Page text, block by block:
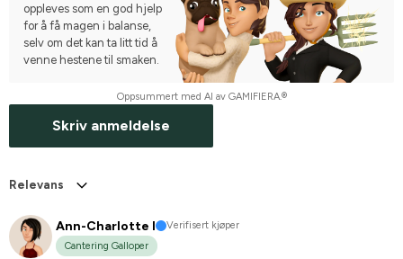
oppleves som en god hjelp
for å få magen i balanse,
selv om det kan ta litt tid å
venne hestene til smaken.
Oppsummert med AI av GAMIFIERA.®
Skriv anmeldelse
Relevans
Ann-Charlotte I
Verifisert kjøper
Cantering Galloper